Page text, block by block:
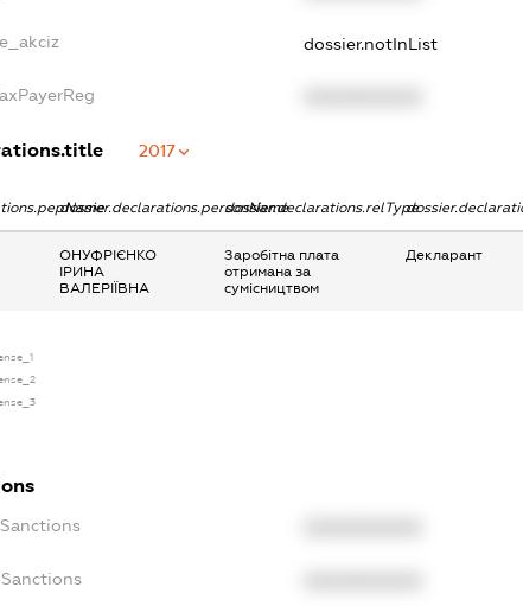
dossier.notInList
2017
dossier.declarations.personNamedossier.declarations.relType
ОНУФРІЄНКО
ІРИНА
ВАЛЕРІЇВНА
Заробітна плата
отримана за
сумісництвом
Декларант